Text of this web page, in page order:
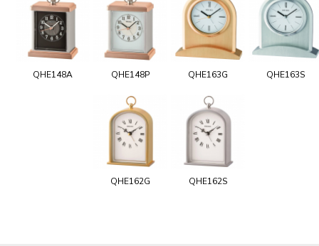
QHE148A QHE148P QHE163G QHE163S
QHE162G QHE162S